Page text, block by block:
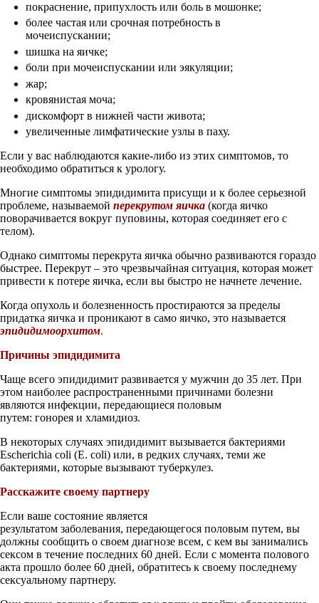
покраснение, припухлость или боль в мошонке;
более частая или срочная потребность в
мочеиспускании;
шишка на яичке;
боли при мочеиспускании или эякуляции;
жар;
кровянистая моча;
дискомфорт в нижней части живота;
увеличенные лимфатические узлы в паху.
Если у вас наблюдаются какие-либо из этих симптомов, то
необходимо обратиться к урологу.
Многие симптомы эпидидимита присущи и к более серьезной
проблеме, называемой перекрутом яичка (когда яичко
поворачивается вокруг пуповины, которая соединяет его с
телом).
Однако симптомы перекрута яичка обычно развиваются гораздо
быстрее. Перекрут – это чрезвычайная ситуация, которая может
привести к потере яичка, если вы быстро не начнете лечение.
Когда опухоль и болезненность простираются за пределы
придатка яичка и проникают в само яичко, это называется
эпидидимоорхитом.
Причины эпидидимита
Чаще всего эпидидимит развивается у мужчин до 35 лет. При
этом наиболее распространенными причинами болезни
являются инфекции, передающиеся половым
путем: гонорея и хламидиоз.
В некоторых случаях эпидидимит вызывается бактериями
Escherichia coli (E. coli) или, в редких случаях, теми же
бактериями, которые вызывают туберкулез.
Расскажите своему партнеру
Если ваше состояние является
результатом заболевания, передающегося половым путем, вы
должны сообщить о своем диагнозе всем, с кем вы занимались
сексом в течение последних 60 дней. Если с момента полового
акта прошло более 60 дней, обратитесь к своему последнему
сексуальному партнеру.